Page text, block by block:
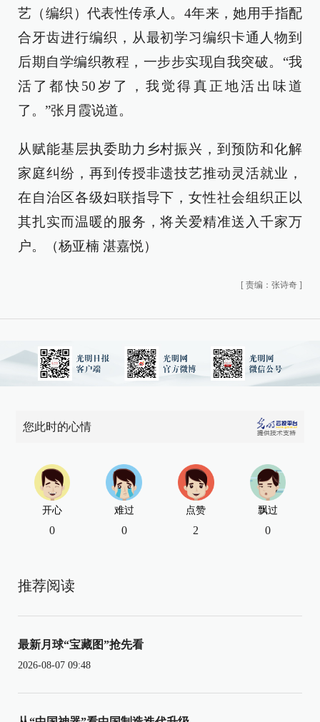
艺（编织）代表性传承人。4年来，她用手指配
合牙齿进行编织，从最初学习编织卡通人物到
后期自学编织教程，一步步实现自我突破。“我
活了都快50岁了，我觉得真正地活出味道
了。”张月霞说道。
从赋能基层执委助力乡村振兴，到预防和化解
家庭纠纷，再到传授非遗技艺推动灵活就业，
在自治区各级妇联指导下，女性社会组织正以
其扎实而温暖的服务，将关爱精准送入千家万
户。（杨亚楠 湛嘉悦）
[ 责编：张诗奇 ]
您此时的心情
开心
0
难过
0
点赞
2
飘过
0
推荐阅读
最新月球“宝藏图”抢先看
2026-08-07 09:48